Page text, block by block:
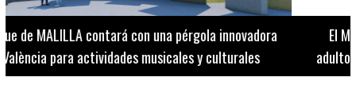
El Museo de Bellas Artes ofrece visitas guiadas para
adultos los martes, miércoles y jueves hasta final de julio